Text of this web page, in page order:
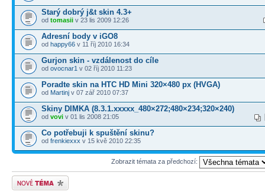
Starý dobrý j&t skin 4.3+
od tomasii v 23 lis 2009 12:26
Adresní body v iGO8
od happy66 v 11 říj 2010 16:34
Gurjon skin - vzdálenost do cíle
od ovocnar1 v 02 říj 2010 11:23
Poradte skin na HTC HD Mini 320×480 px (HVGA)
od Martinj v 07 zář 2010 07:37
Skiny DIMKA (8.3.1.xxxxx_480×272;480×234;320×240)
od vovi v 01 lis 2008 21:05
Co potřebuji k spuštění skinu?
od frenkiexxx v 15 kvě 2010 22:35
Zobrazit témata za předchozí:
Odeslat nové téma